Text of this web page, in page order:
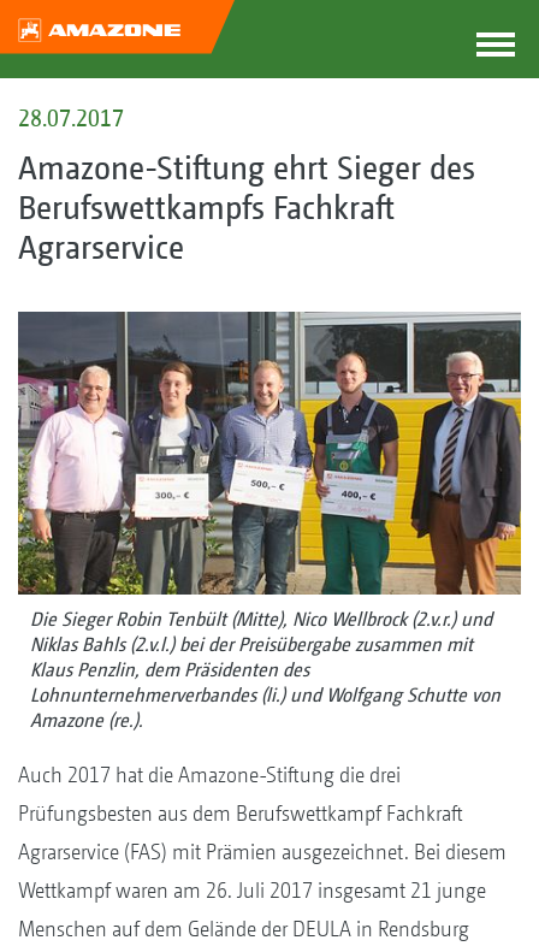
28.07.2017
Amazone-Stiftung ehrt Sieger des
Berufswettkampfs Fachkraft
Agrarservice
Die Sieger Robin Tenbült (Mitte), Nico Wellbrock (2.v.r.) und
Niklas Bahls (2.v.l.) bei der Preisübergabe zusammen mit
Klaus Penzlin, dem Präsidenten des
Lohnunternehmerverbandes (li.) und Wolfgang Schutte von
Amazone (re.).
Auch 2017 hat die Amazone-Stiftung die drei
Prüfungsbesten aus dem Berufswettkampf Fachkraft
Agrarservice (FAS) mit Prämien ausgezeichnet. Bei diesem
Wettkampf waren am 26. Juli 2017 insgesamt 21 junge
Menschen auf dem Gelände der DEULA in Rendsburg